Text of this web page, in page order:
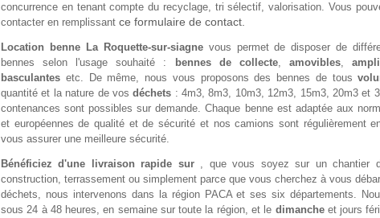
concurrence en tenant compte du recyclage, tri sélectif, valorisation. Vous
contacter en remplissant ce formulaire de contact.
Location benne La Roquette-sur-siagnevous permet de disposer de
bennes selon l'usage souhaité :
bennes de collecte, amovibles,
basculantes etc. De même, nous vous proposons des bennes de tous
quantité et la nature de vosdéchets : 4m3, 8m3, 10m3, 12m3, 15m3, 20m3 et
contenances sont possibles sur demande. Chaque benne est adaptée aux
et européennes de qualité et de sécurité et nos camions sont régulièrement
vous assurer une meilleure sécurité.
Bénéficiez d'une livraison rapide sur , que vous soyez sur un chantier
construction, terrassement ou simplement parce que vous cherchez à vous
déchets, nous intervenons dans la région PACA et ses six départements.
sous 24 à 48 heures, en semaine sur toute la région, et le dimancheet jours